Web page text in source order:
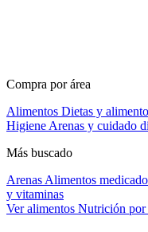
Compra por área
Alimentos Dietas y
Higiene Arenas y cuidado
Más buscado
Arenas Alimentos
y vitaminas
Ver alimentos Nutrición por